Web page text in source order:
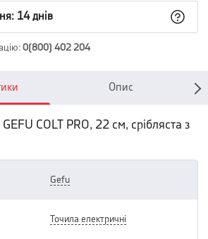
14 днів
: 0(800) 402 204
Опис
COLT PRO, 22 см, срібляста з
gefu
точила електричні